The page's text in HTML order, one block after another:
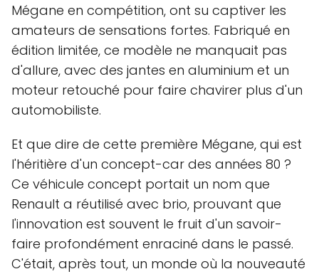
Mégane en compétition, ont su captiver les
amateurs de sensations fortes. Fabriqué en
édition limitée, ce modèle ne manquait pas
d'allure, avec des jantes en aluminium et un
moteur retouché pour faire chavirer plus d'un
automobiliste.
Et que dire de cette première Mégane, qui est
l'héritière d'un concept-car des années 80 ?
Ce véhicule concept portait un nom que
Renault a réutilisé avec brio, prouvant que
l'innovation est souvent le fruit d'un savoir-
faire profondément enraciné dans le passé.
C'était, après tout, un monde où la nouveauté